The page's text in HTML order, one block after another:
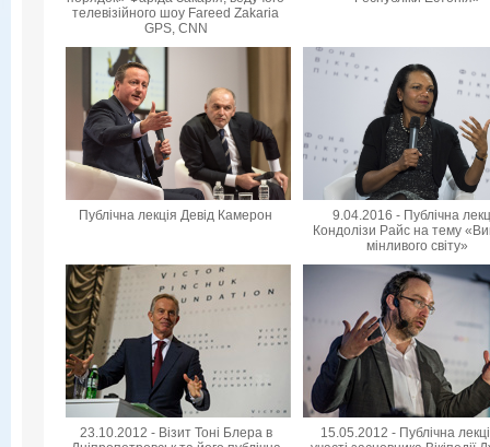
телевізійного шоу Fareed Zakaria
GPS, CNN
Публічна лекція Девід Камерон
9.04.2016 - Публічна
Кондолізи Райс на тему
мінливого світу»
23.10.2012 - Візит Тоні Блера в
15.05.2012 - Публічна